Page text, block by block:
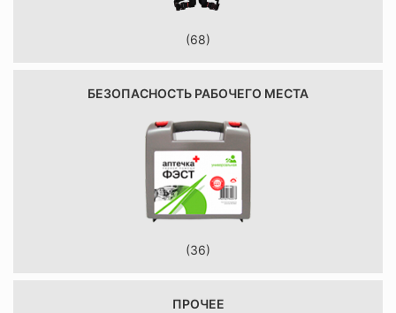
(68)
БЕЗОПАСНОСТЬ РАБОЧЕГО МЕСТА
(36)
ПРОЧЕЕ